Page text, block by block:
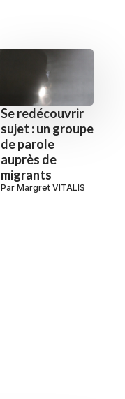
Se redécouvrir
sujet : un groupe
de parole
auprès de
migrants
Par Margret VITALIS